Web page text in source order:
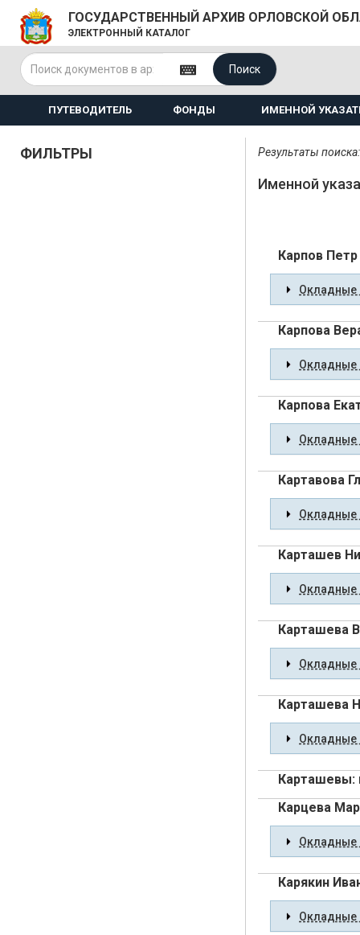
ГОСУДАРСТВЕННЫЙ АРХИВ ОРЛОВСКОЙ
ЭЛЕКТРОННЫЙ КАТАЛОГ
Поиск
ПУТЕВОДИТЕЛЬ ФОНДЫ ИМЕННОЙ
ФИЛЬТРЫ Результаты
Именной
Карпов
Окладные
Карпова
Окладные
Карпова
Окладные
Картавова
Окладные
Карташев
Окладные
Карташева
Окладные
Карташева
Окладные
Карташевы:
Карцева
Окладные
Карякин
Окладные